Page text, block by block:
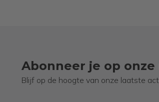
Abonneer je op
Blijf op de hoogte van onze laatste